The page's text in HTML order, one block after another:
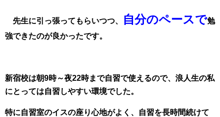
先生に引っ張ってもらいつつ、 自分のペースで勉
強できたのが良かったです。
新宿校は朝9時～夜22時まで自習で使えるので、浪人生の私
にとっては自習しやすい環境でした。
特に自習室のイスの座り心地がよく、自習を長時間続けて